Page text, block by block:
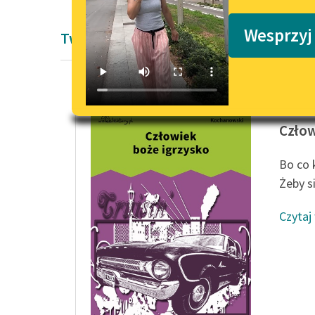
Twórczość Jan Kochanowski
Bo co
Żeby
Czytaj